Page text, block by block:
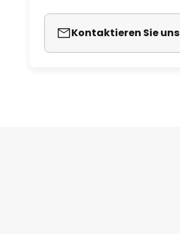
Kontaktieren Sie uns